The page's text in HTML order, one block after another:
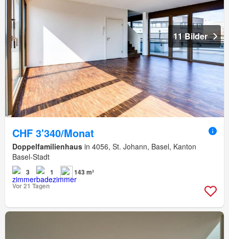
11 Bilder
CHF 3'340/Monat
Doppelfamilienhaus in 4056, St. Johann, Basel, Kanton
Basel-Stadt
3 1
143 m²
Vor 21 Tagen